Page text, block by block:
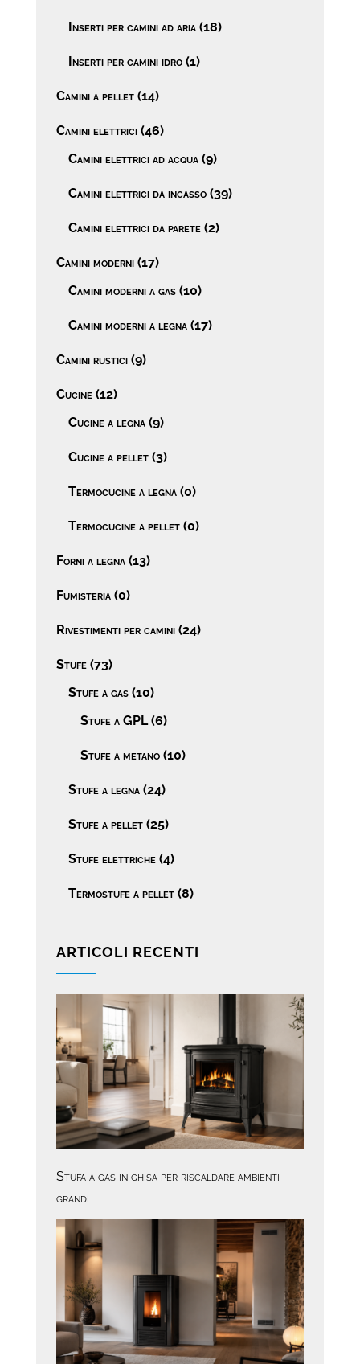
Inserti per camini ad aria (18)
Inserti per camini idro (1)
Camini a pellet (14)
Camini elettrici (46)
Camini elettrici ad acqua (9)
Camini elettrici da incasso (39)
Camini elettrici da parete (2)
Camini moderni (17)
Camini moderni a gas (10)
Camini moderni a legna (17)
Camini rustici (9)
Cucine (12)
Cucine a legna (9)
Cucine a pellet (3)
Termocucine a legna (0)
Termocucine a pellet (0)
Forni a legna (13)
Fumisteria (0)
Rivestimenti per camini (24)
Stufe (73)
Stufe a gas (10)
Stufe a GPL (6)
Stufe a metano (10)
Stufe a legna (24)
Stufe a pellet (25)
Stufe elettriche (4)
Termostufe a pellet (8)
ARTICOLI RECENTI
Stufa a gas in ghisa per riscaldare ambienti
grandi